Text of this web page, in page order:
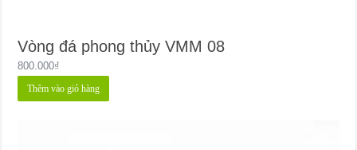
Vòng đá phong thủy VMM 08
800.000₫
Thêm vào giỏ hàng